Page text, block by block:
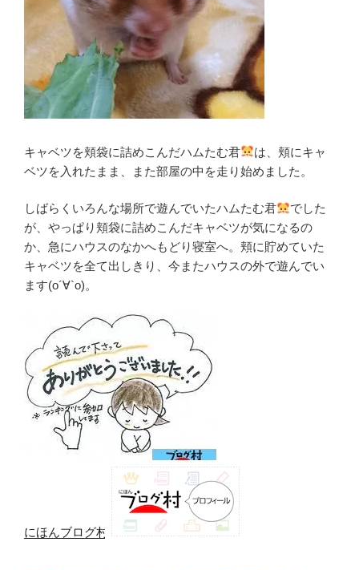
キャベツを頬袋に詰めこんだハムたむ君
は、頬にキャ
ベツを入れたまま、また部屋の中を走り始めました。
しばらくいろんな場所で遊んでいたハムたむ君
でした
が、やっぱり頬袋に詰めこんだキャベツが気になるの
か、急にハウスのなかへもどり寝室へ。頬に貯めていた
キャベツを全て出しきり、今またハウスの外で遊んでい
ます(о´∀`о)。
にほんブログ村